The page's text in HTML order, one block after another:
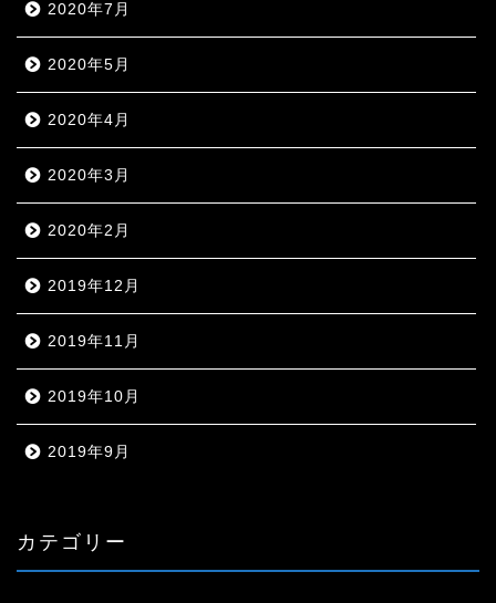
2020年7月
2020年5月
2020年4月
2020年3月
2020年2月
2019年12月
2019年11月
2019年10月
2019年9月
カテゴリー